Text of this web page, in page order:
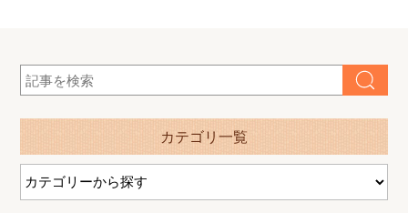
カテゴリ一覧